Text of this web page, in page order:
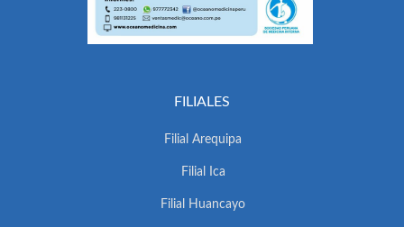
FILIALES
Filial Arequipa
Filial Ica
Filial Huancayo